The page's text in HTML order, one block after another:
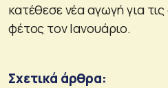
κατέθεσε νέα αγωγή για
φέτος τον Ιανουάριο.
Σχετικά άρθρα: